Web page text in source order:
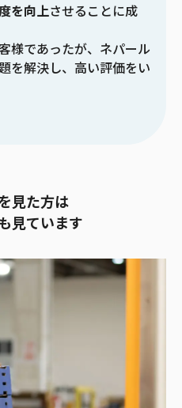
を向上させることに成
様であったが、ネパール
を解決し、高い評価をい
見た方は
見ています